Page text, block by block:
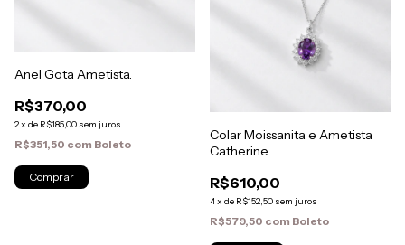
Anel Gota Ametista.
R$370,00
2x de R$185,00 sem juros
R$351,50 com Boleto
Colar Moissanita e Ametista
Catherine
R$610,00
4x de R$152,50 sem juros
R$579,50 com Boleto